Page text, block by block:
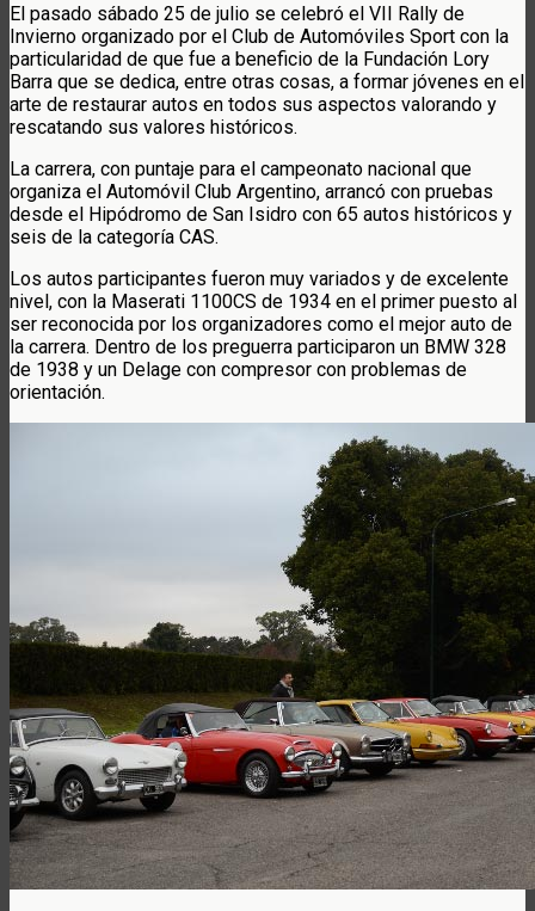
El pasado sábado 25 de julio se celebró el VII Rally de
Invierno organizado por el Club de Automóviles Sport con la
particularidad de que fue a beneficio de la Fundación Lory
Barra que se dedica, entre otras cosas, a formar jóvenes en el
arte de restaurar autos en todos sus aspectos valorando y
rescatando sus valores históricos.
La carrera, con puntaje para el campeonato nacional que
organiza el Automóvil Club Argentino, arrancó con pruebas
desde el Hipódromo de San Isidro con 65 autos históricos y
seis de la categoría CAS.
Los autos participantes fueron muy variados y de excelente
nivel, con la Maserati 1100CS de 1934 en el primer puesto al
ser reconocida por los organizadores como el mejor auto de
la carrera. Dentro de los preguerra participaron un BMW 328
de 1938 y un Delage con compresor con problemas de
orientación.